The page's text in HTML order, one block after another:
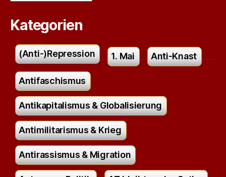
Kategorien
(Anti-)Repression 1. Mai Anti-Knast
Antifaschismus
Antikapitalismus & Globalisierung
Antimilitarismus & Krieg
Antirassismus & Migration